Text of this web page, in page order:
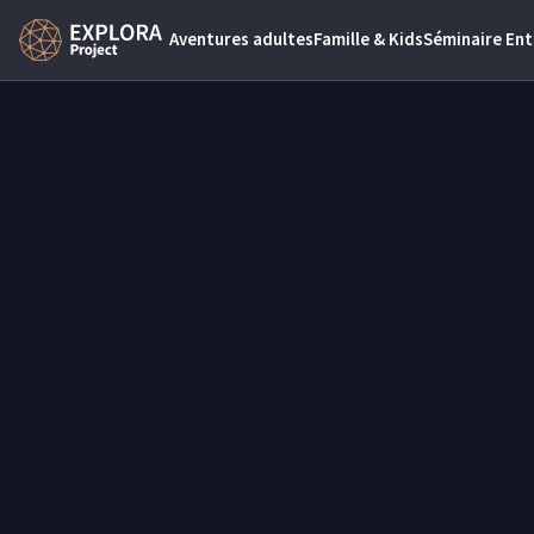
Aventures adultesFamille & KidsSéminaire